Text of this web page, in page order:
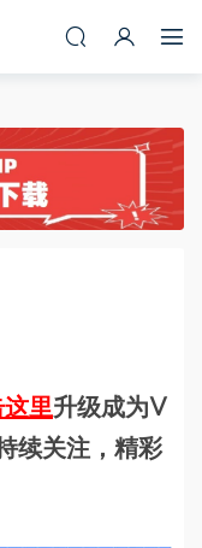
这里升级成为V
续关注，精彩